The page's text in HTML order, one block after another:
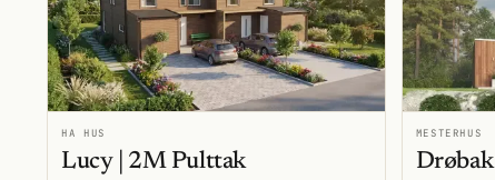
HA HUS
Lucy | 2M Pulttak
MESTERHUS
Drøbak